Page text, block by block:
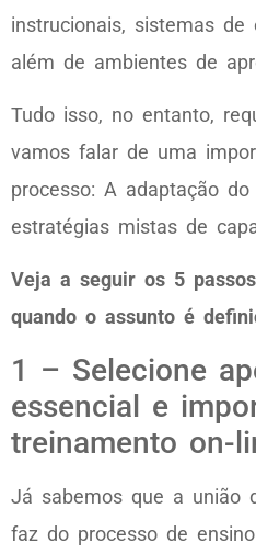
instrucionais, sistemas de
além de ambientes de
Tudo isso, no entanto,
vamos falar de uma
processo: A adaptação
estratégias mistas de
Veja a seguir os 5
quando o assunto é
1 – Selecione
essencial e
treinamento on-
Já sabemos que a união
faz do processo de